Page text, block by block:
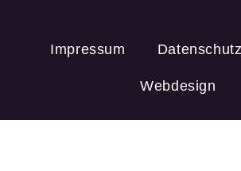
Impressum
Webdesign